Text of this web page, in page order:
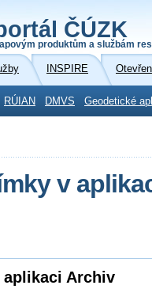
ČÚZK
produktům a službám
INSPIRE
RÚIAN DMVS Geodetické
v
aplikaci Archiv